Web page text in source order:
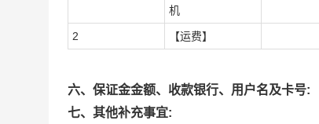
机
2 【运费】
六、保证金金额、收款银行、用户名及卡号:
七、其他补充事宜: